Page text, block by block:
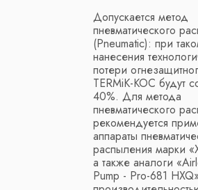
Допускается метод
пневматического
(Pneumatic): при
нанесения
потери
TERMiK-KOC будут
40%. Для метода
пневматического
рекомендуется
аппараты
распыления марки
а также аналоги
Pump - Pro-681
Записаться на консультацию